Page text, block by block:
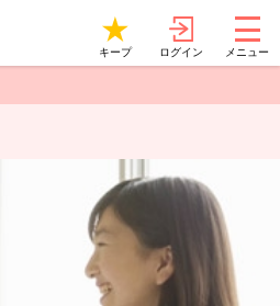
キープ ログイン メニュー